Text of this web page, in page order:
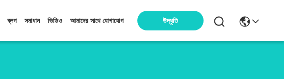
ব্লগ সমাধান ভিডিও আমাদের সাথে যোগাযোগ উদ্ধৃতি